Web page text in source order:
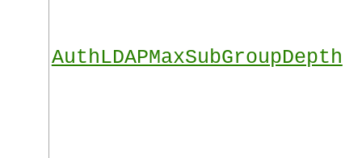
AuthLDAPMaxSubGroupDepth